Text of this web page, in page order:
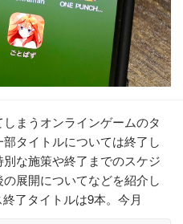
まうオンラインゲームのタ
タイトルについては終了し
な施策や終了までのスケジ
展開についてなどを紹介し
了タイトルは9本。今月